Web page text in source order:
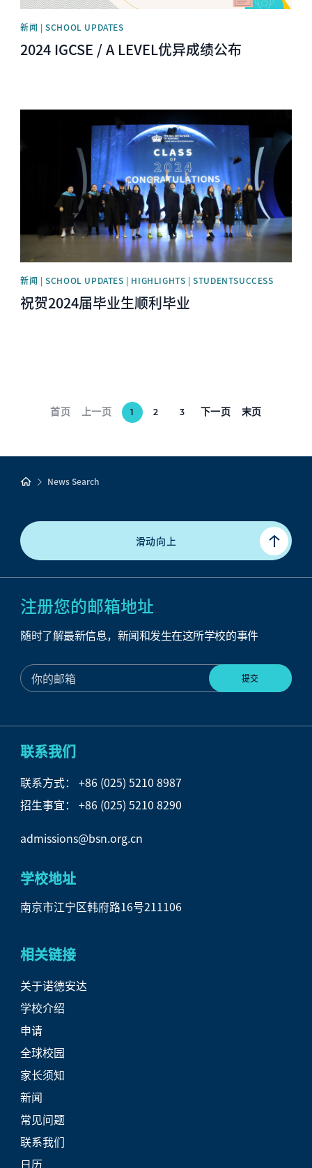
新闻 | SCHOOL UPDATES
2024 IGCSE / A LEVEL优异成绩公布
新闻 | SCHOOL UPDATES | HIGHLIGHTS | STUDENTSUCCESS
祝贺2024届毕业生顺利毕业
首页 上一页 1 2 3 下一页 末页
News Search
滑动向上
注册您的邮箱地址
随时了解最新信息，新闻和发生在这所学校的事件
联系我们
联系方式：+86 (025) 5210 8987
招生事宜：+86 (025) 5210 8290
admissions@bsn.org.cn
学校地址
南京市江宁区韩府路16号211106
相关链接
关于诺德安达
学校介绍
申请
全球校园
家长须知
新闻
常见问题
联系我们
日历